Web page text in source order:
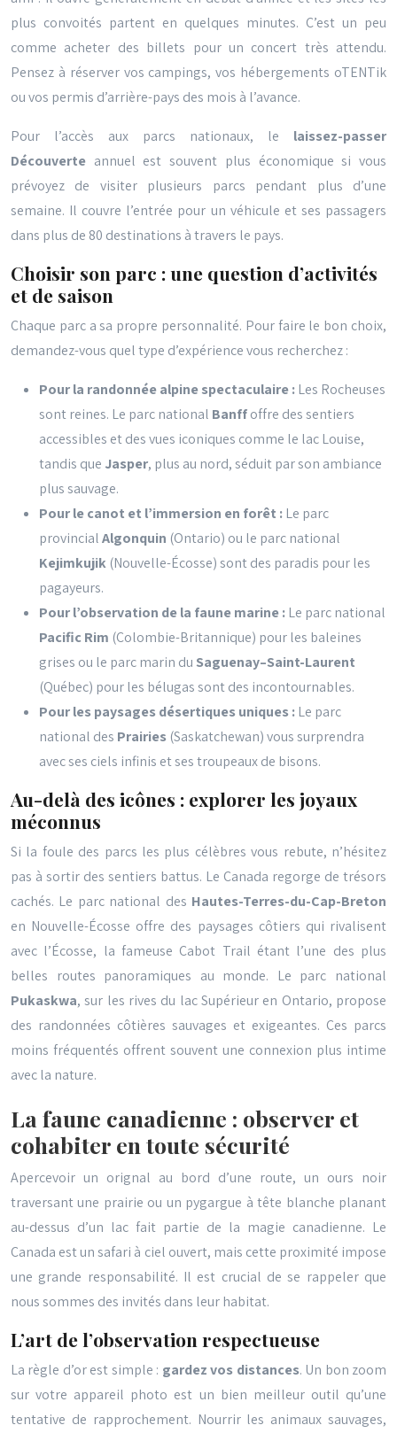
plus convoités partent en quelques minutes. C’est un peu
comme acheter des billets pour un concert très attendu.
Pensez à réserver vos campings, vos hébergements oTENTik
ou vos permis d’arrière-pays des mois à l’avance.
Pour l’accès aux parcs nationaux, le laissez-passer
Découverte annuel est souvent plus économique si vous
prévoyez de visiter plusieurs parcs pendant plus d’une
semaine. Il couvre l’entrée pour un véhicule et ses passagers
dans plus de 80 destinations à travers le pays.
Choisir son parc : une question d’activités
et de saison
Chaque parc a sa propre personnalité. Pour faire le bon choix,
demandez-vous quel type d’expérience vous recherchez :
Pour la randonnée alpine spectaculaire :Les Rocheuses
sont reines. Le parc national Banffoffre des sentiers
accessibles et des vues iconiques comme le lac Louise,
tandis que Jasper, plus au nord, séduit par son ambiance
plus sauvage.
Pour le canot et l’immersion en forêt :Le parc
provincialAlgonquin (Ontario) ou le parc national
Kejimkujik (Nouvelle-Écosse) sont des paradis pour les
pagayeurs.
Pour l’observation de la faune marine :Le parc national
Pacific Rim (Colombie-Britannique) pour les baleines
grises ou le parc marin du Saguenay–Saint-Laurent
(Québec) pour les bélugas sont des incontournables.
Pour les paysages désertiques uniques :Le parc
national des Prairies (Saskatchewan) vous surprendra
avec ses ciels infinis et ses troupeaux de bisons.
Au-delà des icônes : explorer les joyaux
méconnus
Si la foule des parcs les plus célèbres vous rebute, n’hésitez
pas à sortir des sentiers battus. Le Canada regorge de trésors
cachés. Le parc national des Hautes-Terres-du-Cap-Breton
en Nouvelle-Écosse offre des paysages côtiers qui rivalisent
avec l’Écosse, la fameuse Cabot Trail étant l’une des plus
belles routes panoramiques au monde. Le parc national
Pukaskwa, sur les rives du lac Supérieur en Ontario, propose
des randonnées côtières sauvages et exigeantes. Ces parcs
moins fréquentés offrent souvent une connexion plus intime
avec la nature.
La faune canadienne : observer et
cohabiter en toute sécurité
Apercevoir un orignal au bord d’une route, un ours noir
traversant une prairie ou un pygargue à tête blanche planant
au-dessus d’un lac fait partie de la magie canadienne. Le
Canada est un safari à ciel ouvert, mais cette proximité impose
une grande responsabilité. Il est crucial de se rappeler que
nous sommes des invités dans leur habitat.
L’art de l’observation respectueuse
La règle d’or est simple : gardez vos distances. Un bon zoom
sur votre appareil photo est un bien meilleur outil qu’une
tentative de rapprochement. Nourrir les animaux sauvages,